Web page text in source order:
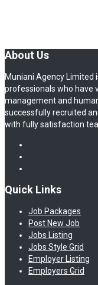
About Us
Muniani Agency Limited
professionals who have
management and
successfully recruited
with fully satisfaction
Quick Links
Job Packages
Post New Job
Jobs Listing
Jobs Style Grid
Employer Listing
Employers Grid